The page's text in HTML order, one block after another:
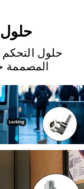
حلول التحكم
المصممة